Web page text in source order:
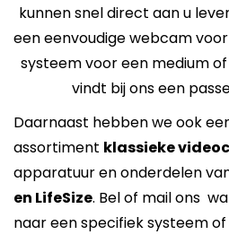
kunnen snel direct aan u
een eenvoudige webcam
systeem voor een medium
vindt bij ons een
Daarnaast hebben we ook
assortiment klassieke
apparatuur en onderdelen
en LifeSize. Bel of mail ons
naar een specifiek systeem